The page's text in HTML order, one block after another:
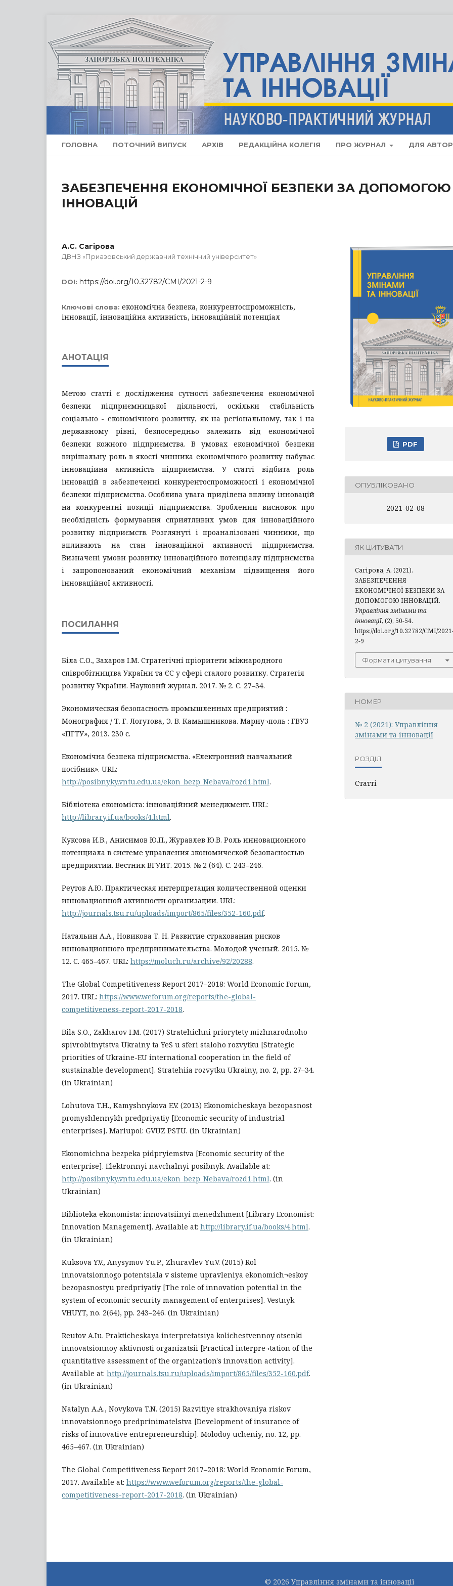
ГОЛОВНА ПОТОЧНИЙ ВИПУСК АРХІВ РЕДАКЦІЙНА КОЛЕГІЯ ПРО ЖУРНАЛ ДЛЯ
ЗАБЕЗПЕЧЕННЯ ЕКОНОМІЧНОЇ БЕЗПЕКИ ЗА ДОПОМОГОЮ
ІННОВАЦІЙ
А.С. Сагірова
ДВНЗ «Приазовський державний технічний університет»
DOI: https://doi.org/10.32782/CMI/2021-2-9
Ключові слова: економічна безпека, конкурентоспроможність,
інновації, інноваційна активність, інноваційній потенціал
АНОТАЦІЯ
Метою статті є дослідження сутності забезпечення економічної
безпеки підприємницької діяльності, оскільки стабільність
соціально - економічного розвитку, як на регіональному, так і на
державному рівні, безпосередньо залежить від економічної
безпеки кожного підприємства. В умовах економічної безпеки
вирішальну роль в якості чинника економічного розвитку набуває
інноваційна активність підприємства. У статті відбита роль
інновацій в забезпеченні конкурентоспроможності і економічної
безпеки підприємства. Особлива увага приділена впливу інновацій
на конкурентні позиції підприємства. Зроблений висновок про
необхідність формування сприятливих умов для інноваційного
розвитку підприємств. Розглянуті і проаналізовані чинники, що
впливають на стан інноваційної активності підприємства.
Визначені умови розвитку інноваційного потенціалу підприємства
і запропонований економічний механізм підвищення його
інноваційної активності.
ПОСИЛАННЯ
Біла С.О., Захаров І.М. Стратегічні пріоритети міжнародного
співробітництва України та ЄС у сфері сталого розвитку. Стратегія
розвитку України. Науковий журнал. 2017. № 2. С. 27–34.
Экономическая безопасность промышленных предприятий :
Монография / Т. Г. Логутова, Э. В. Камышникова. Мариу¬поль : ГВУЗ
«ПГТУ», 2013. 230 с.
Економічна безпека підприємства. «Електронний навчальний
посібник». URL:
http://posibnyky.vntu.edu.ua/ekon_bezp_Nebava/rozd1.html.
Бібліотека економіста: інноваційний менеджмент. URL:
http://library.if.ua/books/4.html.
Куксова И.В., Анисимов Ю.П., Журавлев Ю.В. Роль инновационного
потенциала в системе управления экономической безопасностью
предприятий. Вестник ВГУИТ. 2015. № 2 (64). С. 243–246.
Реутов А.Ю. Практическая интерпретация количественной оценки
инновационной активности организации. URL:
http://journals.tsu.ru/uploads/import/865/files/352-160.pdf.
Натальин А.А., Новикова Т. Н. Развитие страхования рисков
инновационного предпринимательства. Молодой ученый. 2015. №
12. С. 465–467. URL: https://moluch.ru/archive/92/20288.
The Global Competitiveness Report 2017–2018: World Economic Forum,
2017. URL: https://www.weforum.org/reports/the-global-
competitiveness-report-2017-2018.
Bila S.O., Zakharov I.M. (2017) Stratehichni priorytety mizhnarodnoho
spivrobitnytstva Ukrainy ta YeS u sferi staloho rozvytku [Strategic
priorities of Ukraine-EU international cooperation in the field of
sustainable development]. Stratehiia rozvytku Ukrainy, no. 2, pp. 27–34.
(in Ukrainian)
Lohutova T.H., Kamyshnykova E.V. (2013) Ekonomicheskaya bezopasnost
promyshlennykh predpriyatiy [Economic security of industrial
enterprises]. Mariupol: GVUZ PSTU. (in Ukrainian)
Ekonomichna bezpeka pidpryiemstva [Economic security of the
enterprise]. Elektronnyi navchalnyi posibnyk. Available at:
http://posibnyky.vntu.edu.ua/ekon_bezp_Nebava/rozd1.html. (in
Ukrainian)
Biblioteka ekonomista: innovatsiinyi menedzhment [Library Economist:
Innovation Management]. Available at: http://library.if.ua/books/4.html.
(in Ukrainian)
Kuksova Y.V., Anysymov Yu.P., Zhuravlev Yu.V. (2015) Rol
innovatsionnogo potentsiala v sisteme upravleniya ekonomich¬eskoy
bezopasnostyu predpriyatiy [The role of innovation potential in the
system of economic security management of enterprises]. Vestnyk
VHUYT, no. 2(64), pp. 243–246. (in Ukrainian)
Reutov A.Iu. Prakticheskaya interpretatsiya kolichestvennoy otsenki
innovatsionnoy aktivnosti organizatsii [Practical interpre¬tation of the
quantitative assessment of the organization's innovation activity].
Available at: http://journals.tsu.ru/uploads/import/865/files/352-160.pdf.
(in Ukrainian)
Natalyn A.A., Novykova T.N. (2015) Razvitiye strakhovaniya riskov
innovatsionnogo predprinimatelstva [Development of insurance of
risks of innovative entrepreneurship]. Molodoy ucheniy, no. 12, pp.
465–467. (in Ukrainian)
The Global Competitiveness Report 2017–2018: World Economic Forum,
2017. Available at: https://www.weforum.org/reports/the-global-
competitiveness-report-2017-2018. (in Ukrainian)
PDF
ОПУБЛІКОВАНО
2021-02-08
ЯК ЦИТУВАТИ
Сагірова, А. (2021).
ЗАБЕЗПЕЧЕННЯ
ЕКОНОМІЧНОЇ БЕЗПЕКИ ЗА
ДОПОМОГОЮ ІННОВАЦІЙ.
Управління змінами та
інновації, (2), 50-54.
https://doi.org/10.32782/CMI/
2-9
Формати цитування
НОМЕР
№ 2 (2021): Управління
змінами та інновації
РОЗДІЛ
Статті
© 2026 Управління змінами та інновації